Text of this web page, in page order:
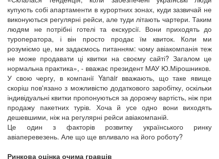
купують собі апартаменти в курортних зонах, куди зазвичай не
виконуються регулярні рейси, але туди літають чартери. Таким
людям не потрібні готелі та екскурсії. Вони приходять до
туроператора, і він просто продає їм квиток. Коли ми
розуміємо це, ми задаємось питанням: чому авіакомпанія теж
не може продавати ці квитки на своєму сайті? Загалом це
нормальна практика», - вважає президент МАУ Ю.Мірошников.
У свою чергу, в компанії Yanair вважають, що таке явище
скоріш пов'язано з можливістю додаткового заробітку, оскільки
індивідуальні квитки пропонуються за дорожчу вартість, ніж при
продажу пакетних турів. Хоча й усе одно вони виходять
дешевшими, ніж на регулярні рейси авіакомпаній.
Це один з факторів розвитку українського ринку
авіаперевезень. Але що ще впливало на його роботу?
Ринкова оцінка очима гравців